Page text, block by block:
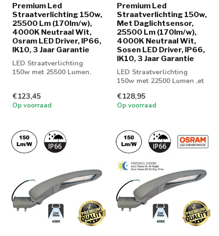
Premium Led
Straatverlichting 150w,
25500 Lm (170lm/w),
4000K Neutraal Wit,
Osram LED Driver, IP66,
IK10, 3 Jaar Garantie
LED Straatverlichting
150w met 25500 Lumen.
€123,45
Op voorraad
Premium Led
Straatverlichting 150w,
Met Daglichtsensor,
25500 Lm (170lm/w),
4000K Neutraal Wit,
Sosen LED Driver, IP66,
IK10, 3 Jaar Garantie
LED Straatverlichting
150w met 22500 Lumen ,et
voor par...
€128,95
Op voorraad